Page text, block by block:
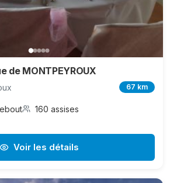
de MONTPEYROUX
67 km
160 assises
Voir les détails